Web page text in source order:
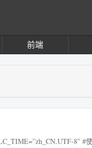
前端
8″ #